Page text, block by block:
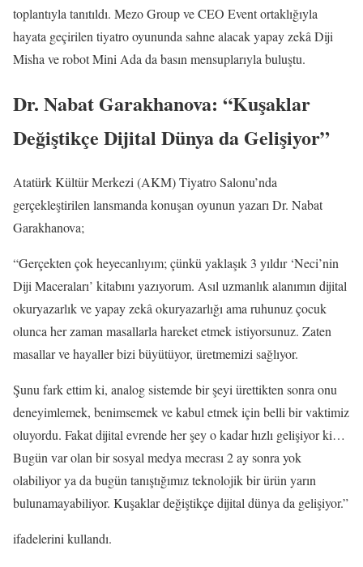
toplantıyla tanıtıldı. Mezo Group ve CEO Event ortaklığıyla
hayata geçirilen tiyatro oyununda sahne alacak yapay zekâ Diji
Misha ve robot Mini Ada da basın mensuplarıyla buluştu.
Dr. Nabat Garakhanova: “Kuşaklar
Değiştikçe Dijital Dünya da Gelişiyor”
Atatürk Kültür Merkezi (AKM) Tiyatro Salonu’nda
gerçekleştirilen lansmanda konuşan oyunun yazarı Dr. Nabat
Garakhanova;
“Gerçekten çok heyecanlıyım; çünkü yaklaşık 3 yıldır ‘Neci’nin
Diji Maceraları’ kitabını yazıyorum. Asıl uzmanlık alanımın dijital
okuryazarlık ve yapay zekâ okuryazarlığı ama ruhunuz çocuk
olunca her zaman masallarla hareket etmek istiyorsunuz. Zaten
masallar ve hayaller bizi büyütüyor, üretmemizi sağlıyor.
Şunu fark ettim ki, analog sistemde bir şeyi ürettikten sonra onu
deneyimlemek, benimsemek ve kabul etmek için belli bir vaktimiz
oluyordu. Fakat dijital evrende her şey o kadar hızlı gelişiyor ki…
Bugün var olan bir sosyal medya mecrası 2 ay sonra yok
olabiliyor ya da bugün tanıştığımız teknolojik bir ürün yarın
bulunamayabiliyor. Kuşaklar değiştikçe dijital dünya da gelişiyor.”
ifadelerini kullandı.